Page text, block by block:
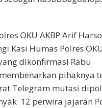
OKU AKBP Arif
Kasi Humas Polres
dikonfirmasi Rabu
pihaknya
Telegram mutasi
12 perwira jajaran